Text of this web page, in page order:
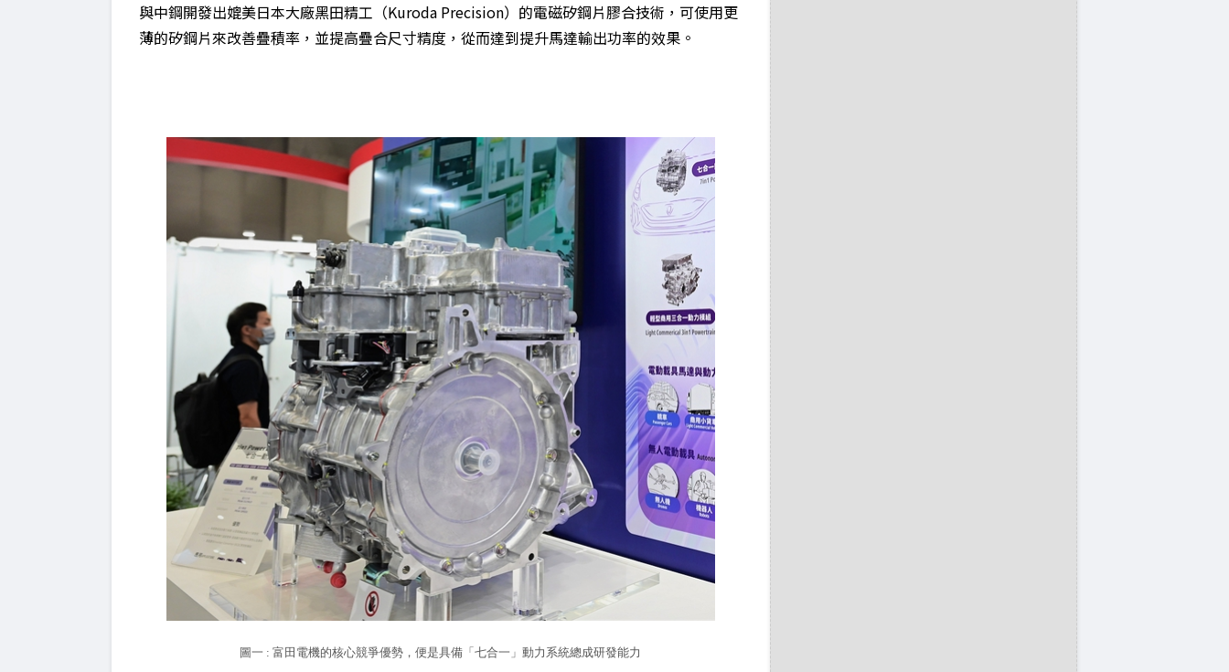
與中鋼開發出媲美日本大廠黑田精工（Kuroda Precision）的電磁矽鋼片膠合技術，可使用更
薄的矽鋼片來改善疊積率，並提高疊合尺寸精度，從而達到提升馬達輸出功率的效果。
圖一 : 富田電機的核心競爭優勢，便是具備「七合一」動力系統總成研發能力